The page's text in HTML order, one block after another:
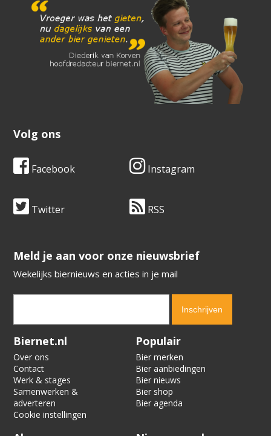
Volg ons
Facebook Instagram
Twitter RSS
​​​​​​​Meld je aan voor onze nieuwsbrief
Wekelijks biernieuws en acties in je mail
Verification code:
Biernet.nl
Over ons
Contact
Werk & stages
Samenwerken &
adverteren
Cookie instellingen
Populair
Bier merken
Bier aanbiedingen
Bier nieuws
Bier shop
Bier agenda